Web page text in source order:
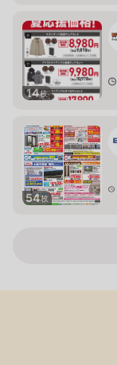
14枚
54枚